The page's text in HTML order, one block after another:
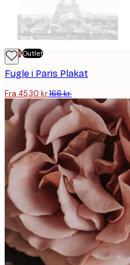
-70%Outlet
Fugle i Paris Plakat
Fra 45,30 kr.166 kr.